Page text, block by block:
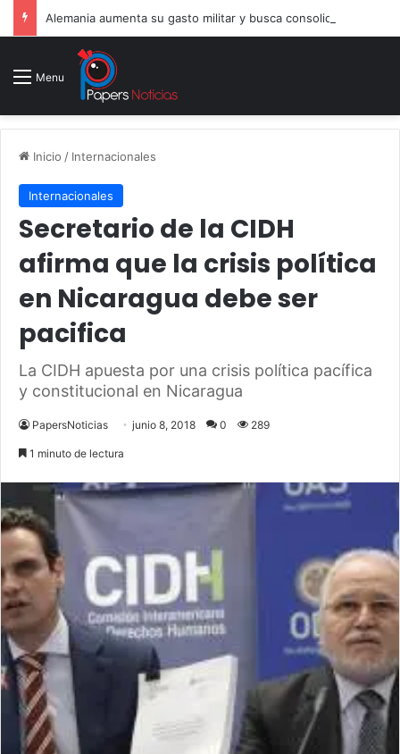
Menu
Inicio / Internacionales
Internacionales
Secretario de la CIDH
afirma que la crisis política
en Nicaragua debe ser
pacifica
La CIDH apuesta por una crisis política pacífica
y constitucional en Nicaragua
PapersNoticias junio 8, 2018 0 289
1 minuto de lectura